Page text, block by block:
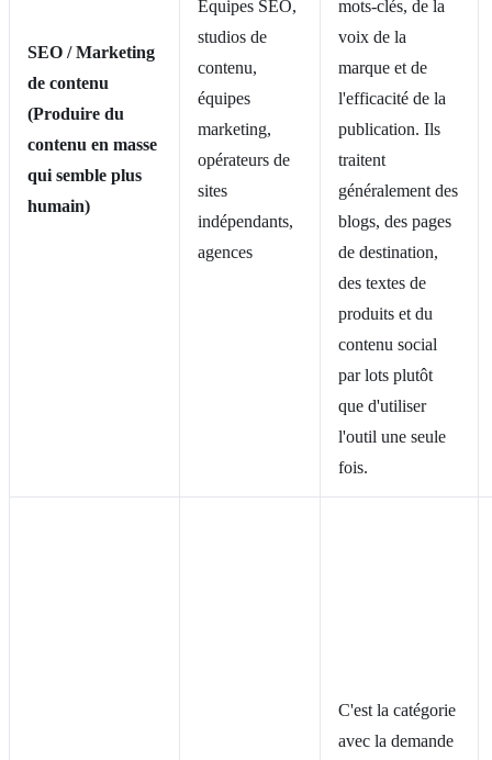
SEO / Marketing
de contenu
(Produire du
contenu en masse
qui semble plus
humain)
Équipes SEO,
studios de
contenu,
équipes
marketing,
opérateurs de
sites
indépendants,
agences
mots-clés, de la
voix de la
marque et de
l'efficacité de la
publication. Ils
traitent
généralement des
blogs, des pages
de destination,
des textes de
produits et du
contenu social
par lots plutôt
que d'utiliser
l'outil une seule
fois.
C'est la catégorie
avec la demande